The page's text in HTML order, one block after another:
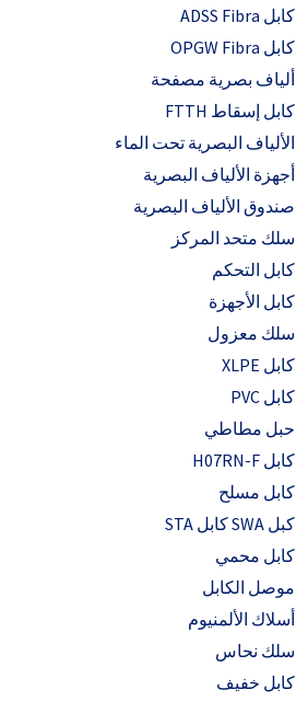
كابل ADSS Fibra
كابل OPGW Fibra
ألياف بصرية مصفحة
كابل إسقاط FTTH
الألياف البصرية تحت الماء
أجهزة الألياف البصرية
صندوق الألياف البصرية
سلك متحد المركز
كابل التحكم
كابل الأجهزة
سلك معزول
كابل XLPE
كابل PVC
حبل مطاطي
كابل H07RN-F
كابل مسلح
كبل SWA كابل STA
كابل محمي
موصل الكابل
أسلاك الألمنيوم
سلك نحاس
كابل خفيف